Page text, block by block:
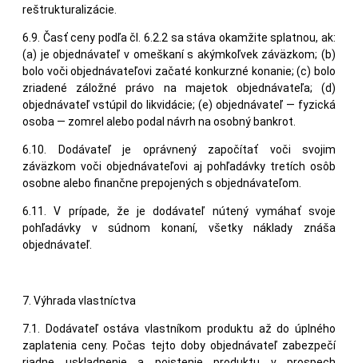
reštrukturalizácie.
6.9. Časť ceny podľa čl. 6.2.2 sa stáva okamžite splatnou, ak:
(a) je objednávateľ v omeškaní s akýmkoľvek záväzkom; (b)
bolo voči objednávateľovi začaté konkurzné konanie; (c) bolo
zriadené záložné právo na majetok objednávateľa; (d)
objednávateľ vstúpil do likvidácie; (e) objednávateľ — fyzická
osoba — zomrel alebo podal návrh na osobný bankrot.
6.10. Dodávateľ je oprávnený započítať voči svojim
záväzkom voči objednávateľovi aj pohľadávky tretích osôb
osobne alebo finančne prepojených s objednávateľom.
6.11. V prípade, že je dodávateľ nútený vymáhať svoje
pohľadávky v súdnom konaní, všetky náklady znáša
objednávateľ.
7. Výhrada vlastníctva
7.1. Dodávateľ ostáva vlastníkom produktu až do úplného
zaplatenia ceny. Počas tejto doby objednávateľ zabezpečí